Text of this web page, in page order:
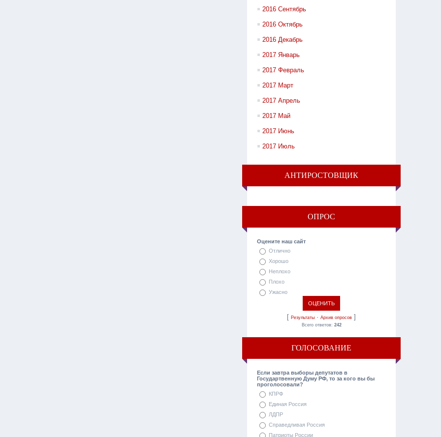
2016 Сентябрь
2016 Октябрь
2016 Декабрь
2017 Январь
2017 Февраль
2017 Март
2017 Апрель
2017 Май
2017 Июнь
2017 Июль
АНТИРОСТОВЩИК
ОПРОС
Оцените наш сайт
Отлично
Хорошо
Неплохо
Плохо
Ужасно
[Результаты ·Архив опросов ]
Всего ответов: 242
ГОЛОСОВАНИЕ
Если завтра выборы депутатов в
Государтвенную Думу РФ, то за кого вы бы
проголосовали?
КПРФ
Единая Россия
ЛДПР
Справедливая Россия
Патриоты России